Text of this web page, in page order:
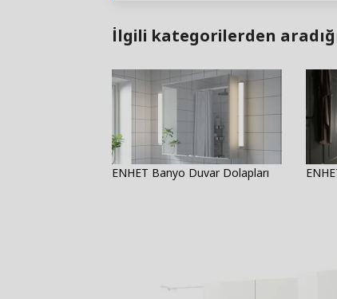
İlgili kategorilerden
ENHET Banyo Duvar Dolapları